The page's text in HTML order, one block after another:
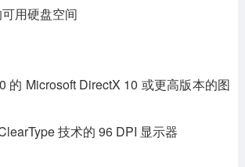
用硬盘空间
的 Microsoft DirectX 10 或更高版本的图
技术的 96 DPI 显示器